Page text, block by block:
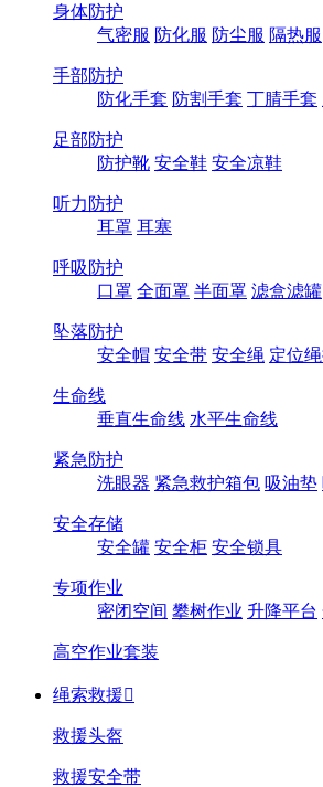
身体防护
气密服 防化服 防尘服 隔热服
手部防护
防化手套 防割手套 丁腈手套
足部防护
防护靴 安全鞋 安全凉鞋
听力防护
耳罩 耳塞
呼吸防护
口罩 全面罩 半面罩 滤盒滤罐
坠落防护
安全帽 安全带 安全绳 定位
生命线
垂直生命线 水平生命线
紧急防护
洗眼器 紧急救护箱包 吸油垫
安全存储
安全罐 安全柜 安全锁具
专项作业
密闭空间 攀树作业 升降平台
高空作业套装
绳索救援
救援头盔
救援安全带